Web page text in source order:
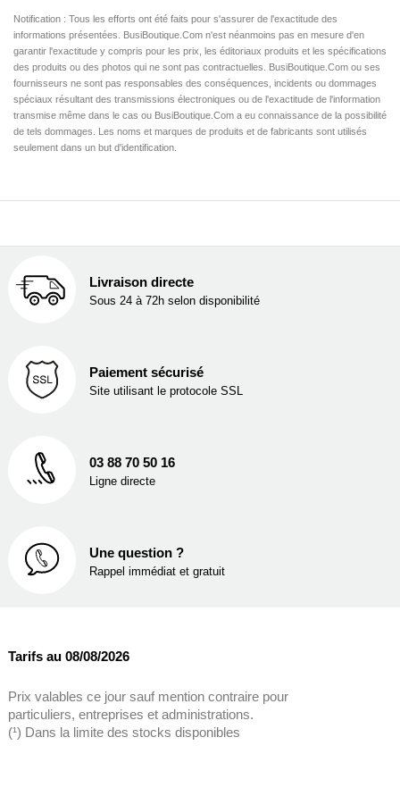
Notification : Tous les efforts ont été faits pour s'assurer de l'exactitude des
informations présentées. BusiBoutique.Com n'est néanmoins pas en mesure d'en
garantir l'exactitude y compris pour les prix, les éditoriaux produits et les spécifications
des produits ou des photos qui ne sont pas contractuelles. BusiBoutique.Com ou ses
fournisseurs ne sont pas responsables des conséquences, incidents ou dommages
spéciaux résultant des transmissions électroniques ou de l'exactitude de l'information
transmise même dans le cas ou BusiBoutique.Com a eu connaissance de la possibilité
de tels dommages. Les noms et marques de produits et de fabricants sont utilisés
seulement dans un but d'identification.
Livraison directe
Sous 24 à 72h selon disponibilité
Paiement sécurisé
Site utilisant le protocole SSL
03 88 70 50 16
Ligne directe
Une question ?
Rappel immédiat et gratuit
Tarifs au 08/08/2026
Prix valables ce jour sauf mention contraire pour
particuliers, entreprises et administrations.
(¹) Dans la limite des stocks disponibles